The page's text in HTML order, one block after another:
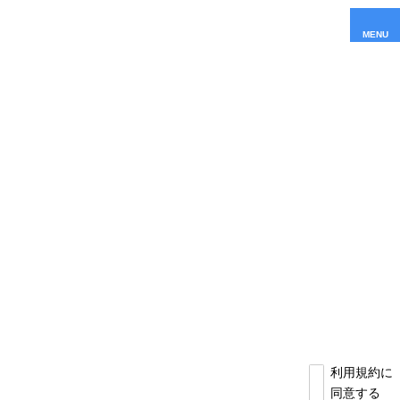
MENU
利用規約に
同意する